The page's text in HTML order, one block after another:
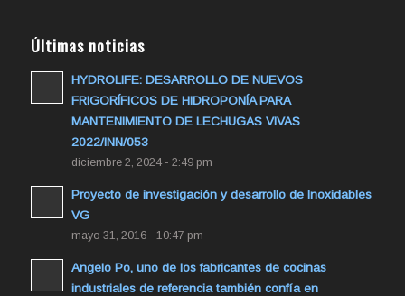
Últimas noticias
HYDROLIFE: DESARROLLO DE NUEVOS
FRIGORÍFICOS DE HIDROPONÍA PARA
MANTENIMIENTO DE LECHUGAS VIVAS
2022/INN/053
diciembre 2, 2024 - 2:49 pm
Proyecto de investigación y desarrollo de Inoxidables
VG
mayo 31, 2016 - 10:47 pm
Angelo Po, uno de los fabricantes de cocinas
industriales de referencia también confía en